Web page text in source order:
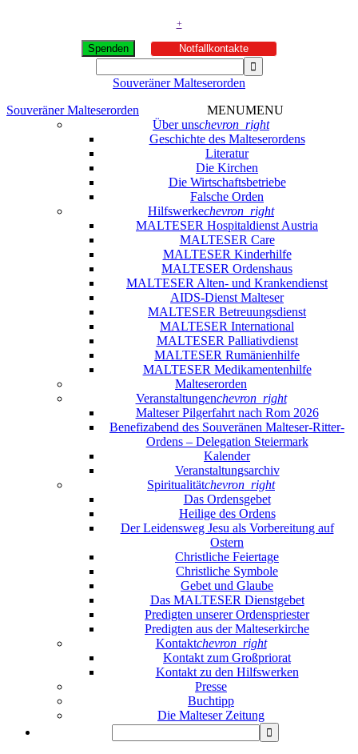
+
Spenden Notfallkontakte
Souveräner Malteserorden
Souveräner Malteserorden
MENUMENU
Über unschevron_right
Geschichte des Malteserordens
Literatur
Die Kirchen
Die Wirtschaftsbetriebe
Falsche Orden
Hilfswerkechevron_right
MALTESER Hospitaldienst Austria
MALTESER Care
MALTESER Kinderhilfe
MALTESER Ordenshaus
MALTESER Alten- und Krankendienst
AIDS-Dienst Malteser
MALTESER Betreuungsdienst
MALTESER International
MALTESER Palliativdienst
MALTESER Rumänienhilfe
MALTESER Medikamentenhilfe
Malteserorden
Veranstaltungenchevron_right
Malteser Pilgerfahrt nach Rom 2026
Benefizabend des Souveränen Malteser-Ritter-
Ordens – Delegation Steiermark
Kalender
Veranstaltungsarchiv
Spiritualitätchevron_right
Das Ordensgebet
Heilige des Ordens
Der Leidensweg Jesu als Vorbereitung auf
Ostern
Christliche Feiertage
Christliche Symbole
Gebet und Glaube
Das MALTESER Dienstgebet
Predigten unserer Ordenspriester
Predigten aus der Malteserkirche
Kontaktchevron_right
Kontakt zum Großpriorat
Kontakt zu den Hilfswerken
Presse
Buchtipp
Die Malteser Zeitung